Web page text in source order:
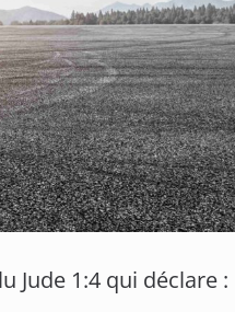
Jude 1:4 qui déclare :